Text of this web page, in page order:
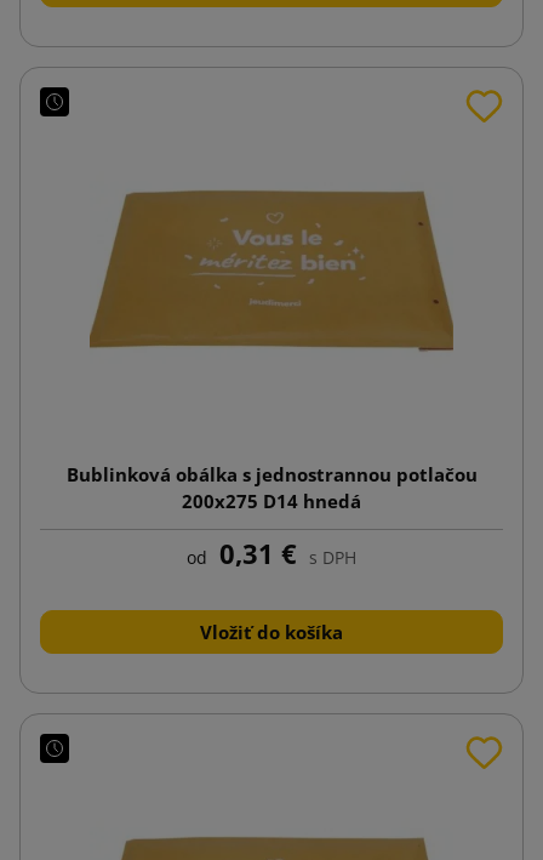
Bublinková obálka s jednostrannou potlačou
200x275 D14 hnedá
od 0,31 € s DPH
Vložiť do košíka